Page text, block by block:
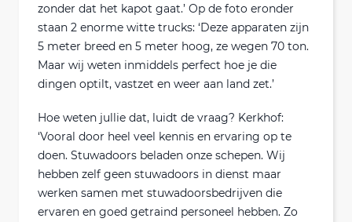
zonder dat het kapot gaat.’ Op de foto eronder
staan 2 enorme witte trucks: ‘Deze apparaten zijn
5 meter breed en 5 meter hoog, ze wegen 70 ton.
Maar wij weten inmiddels perfect hoe je die
dingen optilt, vastzet en weer aan land zet.’
Hoe weten jullie dat, luidt de vraag? Kerkhof:
‘Vooral door heel veel kennis en ervaring op te
doen. Stuwadoors beladen onze schepen. Wij
hebben zelf geen stuwadoors in dienst maar
werken samen met stuwadoorsbedrijven die
ervaren en goed getraind personeel hebben. Zo